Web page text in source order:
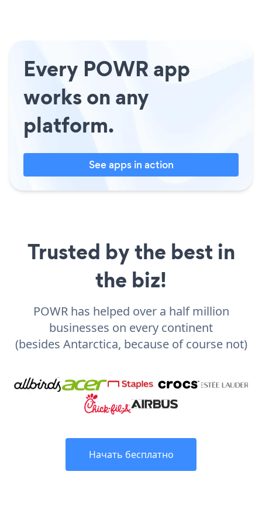
Every POWR app
works on any
platform.
See apps in action
Trusted by the best in
the biz!
POWR has helped over a half million
businesses on every continent
(besides Antarctica, because of course not)
Начать бесплатно